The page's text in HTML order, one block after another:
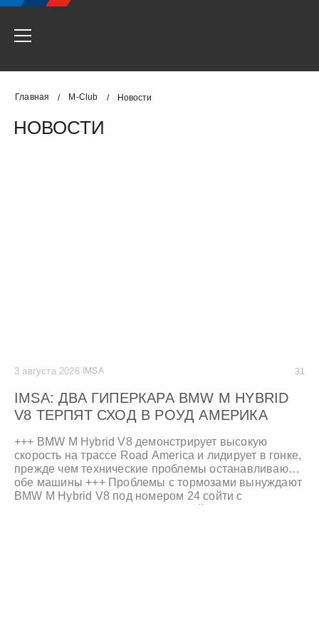
Главная / M-Club / Новости
НОВОСТИ
3 августа 2026· IMSA 31
IMSA: ДВА ГИПЕРКАРА BMW M HYBRID
V8 ТЕРПЯТ СХОД В РОУД АМЕРИКА
+++ BMW M Hybrid V8 демонстрирует высокую
скорость на трассе Road America и лидирует в гонке,
прежде чем технические проблемы останавливают
обе машины +++ Проблемы с тормозами вынуждают
BMW M Hybrid V8 под номером 24 сойти с